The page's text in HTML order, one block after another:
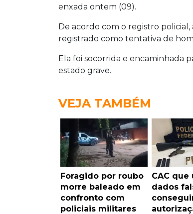
enxada ontem (09).
De acordo com o registro
registrado como tentativa de
Ela foi socorrida e encaminhada
estado grave.
VEJA TAMBÉM
Foragido por roubo
morre baleado em
confronto com
policiais militares
CAC que
dados